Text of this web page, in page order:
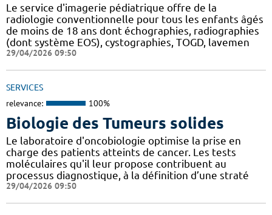
Le service d'imagerie pédiatrique offre de la
radiologie conventionnelle pour tous les enfants âgés
de moins de 18 ans dont échographies, radiographies
(dont système EOS), cystographies, TOGD, lavemen
29/04/2026 09:50
SERVICES
relevance: 100%
Biologie des Tumeurs solides
Le laboratoire d'oncobiologie optimise la prise en
charge des patients atteints de cancer. Les tests
moléculaires qu'il leur propose contribuent au
processus diagnostique, à la définition d’une straté
29/04/2026 09:50